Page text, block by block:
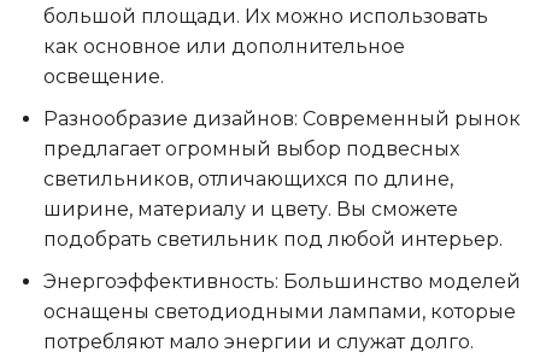
большой площади. Их можно использовать
как основное или дополнительное
освещение.
Разнообразие дизайнов: Современный рынок
предлагает огромный выбор подвесных
светильников, отличающихся по длине,
ширине, материалу и цвету. Вы сможете
подобрать светильник под любой интерьер.
Энергоэффективность: Большинство моделей
оснащены светодиодными лампами, которые
потребляют мало энергии и служат долго.